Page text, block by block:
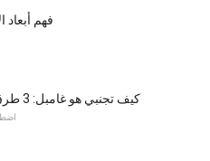
فهم أبعاد
كيف تجنبي هو غامبل: 3 طرق لحماية نفسك